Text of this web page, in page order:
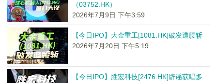
（03752.HK）
2026年7月9日 下午3:59
【今日IPO】大金重工[1081.HK]破发遭腰斩
2026年7月20日 下午5:19
【今日IPO】胜宏科技[2476.HK]辟谣获唱多